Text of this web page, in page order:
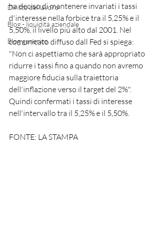
Diritto del lavoro
Blog - liquidità aziendale
Blog generico
ha deciso di mantenere invariati i tassi
d'interesse nella forbice tra il 5,25% e il
5,50%, il livello più alto dal 2001. Nel
comunicato diffuso dall Fed si spiega:
"Non ci aspettiamo che sarà appropriato
ridurre i tassi fino a quando non avremo
maggiore fiducia sulla traiettoria
dell'inflazione verso il target del 2%".
Quindi confermati i tassi di interesse
nell'intervallo tra il 5,25% e il 5,50%.
FONTE: LA STAMPA